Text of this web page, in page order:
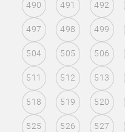
490 491 492
497 498 499
504 505 506
511 512 513
518 519 520
525 526 527